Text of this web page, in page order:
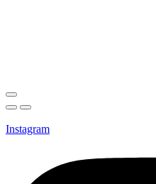
Instagram